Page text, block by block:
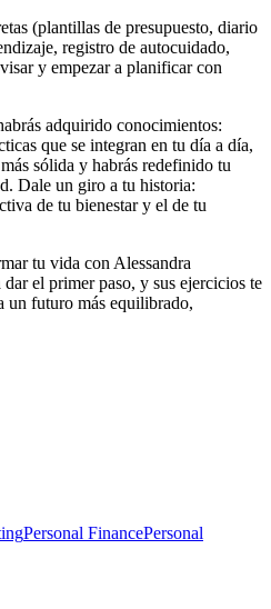
(plantillas de presupuesto, diario
registro de autocuidado,
y empezar a planificar con
adquirido conocimientos:
que se integran en tu día a día,
sólida y habrás redefinido tu
Dale un giro a tu historia:
de tu bienestar y el de tu
tu vida con Alessandra
el primer paso, y sus ejercicios te
un futuro más equilibrado,
Personal FinancePersonal